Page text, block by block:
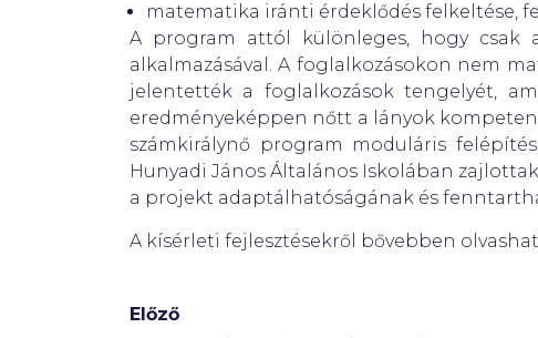
matematika iránti érdeklődés felkeltése,
A program attól különleges, hogy csak
alkalmazásával. A foglalkozásokon nem
jelentették a foglalkozások tengelyét,
eredményeképpen nőtt a lányok
számkirálynő program moduláris
Hunyadi János Általános Iskolában
a projekt adaptálhatóságának és
A kísérleti fejlesztésekről bővebben
Előző